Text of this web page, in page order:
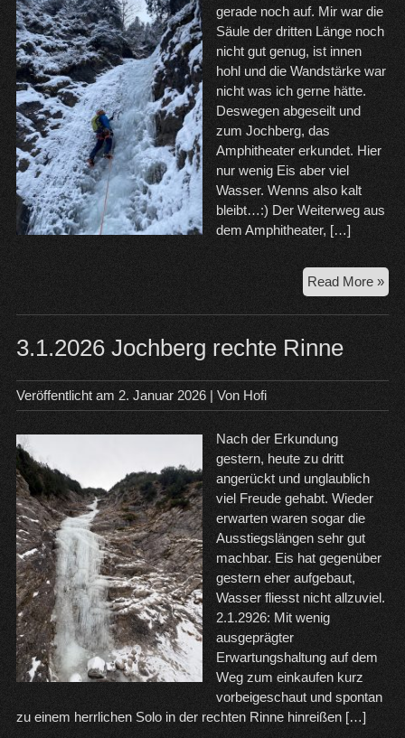
gerade noch auf. Mir war die
Säule der dritten Länge noch
nicht gut genug, ist innen
hohl und die Wandstärke war
nicht was ich gerne hätte.
Deswegen abgeseilt und
zum Jochberg, das
Amphitheater erkundet. Hier
nur wenig Eis aber viel
Wasser. Wenns also kalt
bleibt…:) Der Weiterweg aus
dem Amphitheater, […]
Read More »
und
3.1.2026 Jochberg rechte Rinne
Veröffentlicht am 2. Januar 2026| Von Hofi
Nach der Erkundung
gestern, heute zu dritt
angerückt und unglaublich
viel Freude gehabt. Wieder
erwarten waren sogar die
Ausstiegslängen sehr gut
machbar. Eis hat gegenüber
gestern eher aufgebaut,
Wasser fliesst nicht allzuviel.
2.1.2926: Mit wenig
ausgeprägter
Erwartungshaltung auf dem
Weg zum einkaufen kurz
vorbeigeschaut und spontan
zu einem herrlichen Solo in der rechten Rinne hinreißen […]